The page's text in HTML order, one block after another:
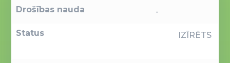
Drošības nauda -
Status IZĪRĒTS